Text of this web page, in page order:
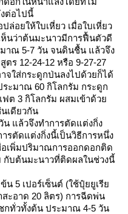
ต่อไปนี้
ล่อยให้ใบเหี่ยว เมื่อใบเหี่ยว
ห็นว่าต้นมะนาวมีการฟื้นตัวดี
ณ 5-7 วัน จนดินชื้น แล้วจึง
ร 12-24-12 หรือ 9-27-27
จใส่กระดูกป่นลงไปด้วยก็ได้
ะมาณ 60 กิโลกรัม กระดูก
ฟต 3 กิโลกรัม ผสมเข้าด้ว
เดียวกัน
น แล้วจึงทำการตัดแต่งกิ่ง
รตัดแต่งกิ่งนี้เป็นวิธีการหนึ่ง
เพิ่มปริมาณการออกดอกติด
กับต้นมะนาวที่ติดผลในช่วงนี้
น 5 เปอร์เซ็นต์ (ใช้ปุ๋ยยูเรี
ะอาด 20 ลิตร) การฉีดพ่น
กทั่วทั้งต้น ประมาณ 4-5 วัน